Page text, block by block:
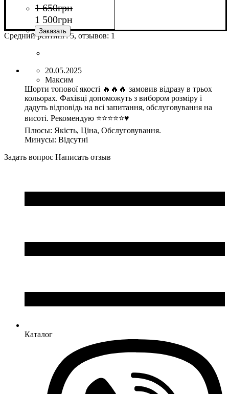
1 650грн
1 500грн
Пол: Унисекс
Производитель : Macron
Цвет: Зеленый
Средний рейтинг:5, отзывов: 1
20.05.2025
Максим
Шорти топової якості 🔥🔥🔥 замовив відразу в трьох
кольорах. Фахівці допоможуть з вибором розміру і
дадуть відповідь на всі запитання, обслуговування на
висоті. Рекомендую ⭐⭐⭐⭐⭐♥️
Плюсы: Якість, Ціна, Обслуговування.
Минусы: Відсутні
Задать вопрос Написать отзыв
Каталог